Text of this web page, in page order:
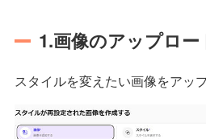
1.画像のアップロー
スタイルを変えたい画像をアッ